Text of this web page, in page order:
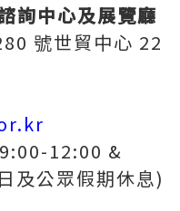
詢中心及展覽廳
號世貿中心 22
12:00 &
及公眾假期休息)